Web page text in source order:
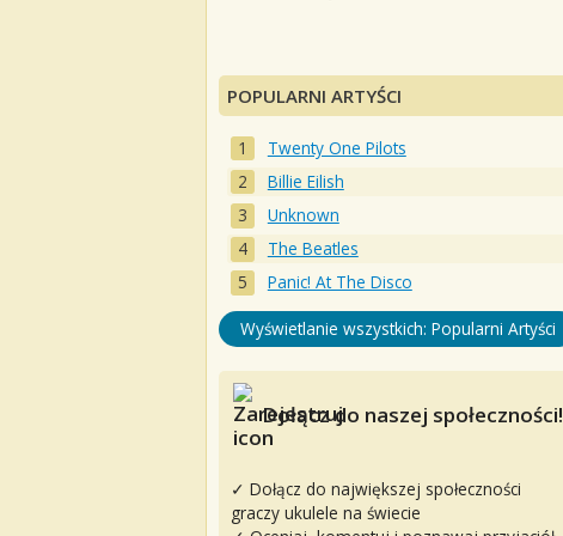
POPULARNI ARTYŚCI
Twenty One Pilots
Billie Eilish
Unknown
The Beatles
Panic! At The Disco
Wyświetlanie wszystkich: Popularni Artyści
Dołącz do naszej społeczności!
✓ Dołącz do największej społeczności
graczy ukulele na świecie